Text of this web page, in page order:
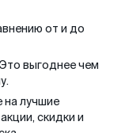
от и до
выгоднее чем
на лучшие
скидки и